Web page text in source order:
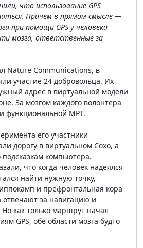
что использование GPS
Причем в прямом смысле —
при помощи GPS у человека
мозга, ответственные за
Nature Communications, в
участие 24 добровольца. Их
адрес в виртуальной модели
За мозгом каждого волонтера
функциональной МРТ.
его участники
дорогу в виртуальном Сохо, а
компьютера.
что когда человек надеялся
найти нужную точку,
и префронтальная кора
отвечают за навигацию и
как только маршрут начал
GPS, обе области мозга будто